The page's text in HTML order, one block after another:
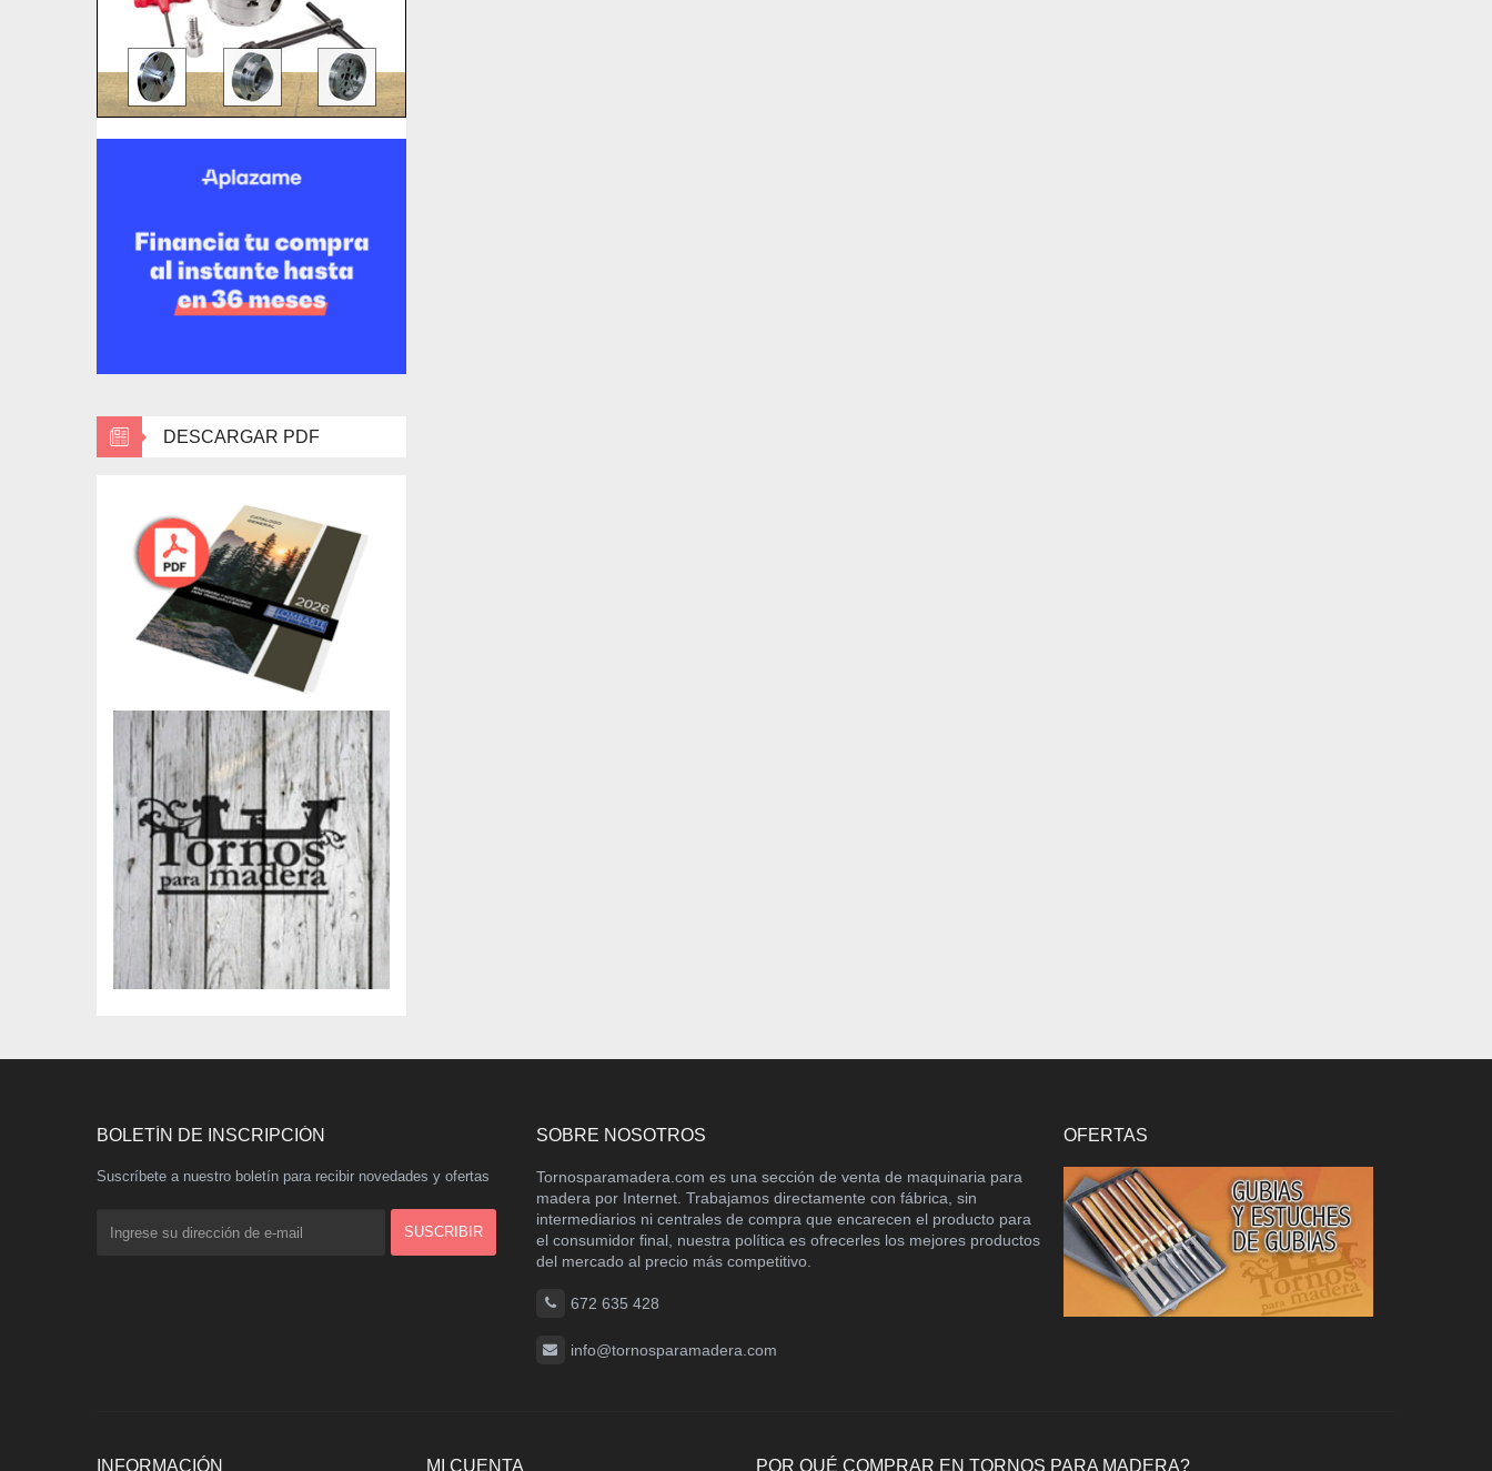
DESCARGAR PDF
BOLETÍN DE INSCRIPCIÓN
Suscríbete a nuestro boletín para recibir novedades y ofertas
SOBRE NOSOTROS
Tornosparamadera.com es una sección de venta de maquinaria para
madera por Internet. Trabajamos directamente con fábrica, sin
intermediarios ni centrales de compra que encarecen el producto para
el consumidor final, nuestra política es ofrecerles los mejores productos
del mercado al precio más competitivo.
672 635 428
info@tornosparamadera.com
OFERTAS
INFORMACIÓN MI CUENTA POR QUÉ COMPRAR EN TORNOS PARA MADERA?